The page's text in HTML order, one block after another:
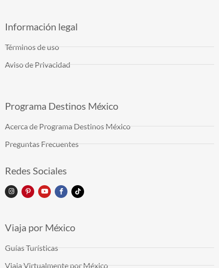
Información legal
Términos de uso
Aviso de Privacidad
Programa Destinos México
Acerca de Programa Destinos México
Preguntas Frecuentes
Redes Sociales
Viaja por México
Guías Turísticas
Viaja Virtualmente por México